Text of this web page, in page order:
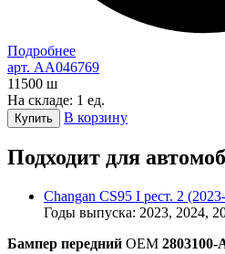
Подробнее
арт. AA046769
11500 ш
На складе: 1 ед.
Купить В корзину
Подходит для
Changan CS95 I рест. 2
Годы выпуска: 2023, 2024,
Бампер передний OEM 2803100-